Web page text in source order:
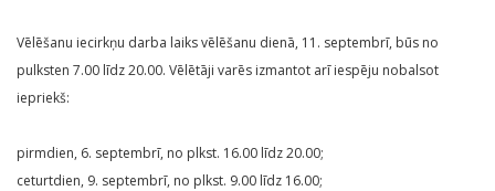
Vēlēšanu iecirkņu darba laiks vēlēšanu dienā, 11. septembrī, būs no
pulksten 7.00 līdz 20.00. Vēlētāji varēs izmantot arī iespēju nobalsot
iepriekš:
pirmdien, 6. septembrī, no plkst. 16.00 līdz 20.00;
ceturtdien, 9. septembrī, no plkst. 9.00 līdz 16.00;